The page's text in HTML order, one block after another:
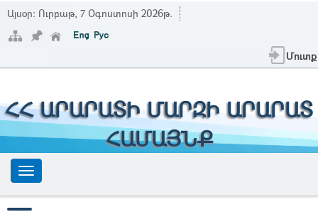
Այսօր: Ուրբաթ, 7 Օգոստոսի 2026թ.
Մուտք
ՀՀ ԱՐԱՐԱՏԻ ՄԱՐԶԻ ԱՐԱՐԱՏ
ՀԱՄԱՅՆՔ